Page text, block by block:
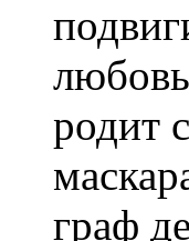
родит
граф